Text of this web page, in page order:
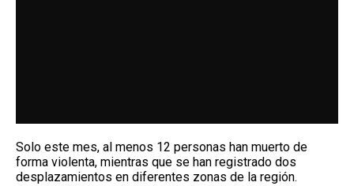
Solo este mes, al menos 12 personas han muerto de
forma violenta, mientras que se han registrado dos
desplazamientos en diferentes zonas de la región.